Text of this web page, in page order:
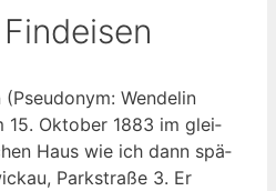
Wen­de­lin
15. Okto­ber 1883 im glei­
Haus wie ich dann spä­
Park­stra­ße 3. Er